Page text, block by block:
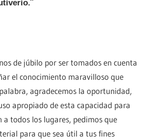
de júbilo por ser tomados en cuenta
el conocimiento maravilloso que
agradecemos la oportunidad,
apropiado de esta capacidad para
a todos los lugares, pedimos que
para que sea útil a tus fines